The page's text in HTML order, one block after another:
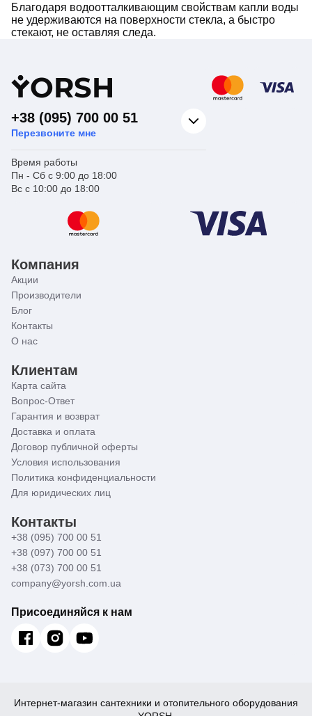
Благодаря водоотталкивающим свойствам капли воды
не удерживаются на поверхности стекла, а быстро
стекают, не оставляя следа.
YORSH
+38 (095) 700 00 51
Перезвоните мне
Время работы
Пн - Сб с 9:00 до 18:00
Вс с 10:00 до 18:00
Компания
Акции
Производители
Блог
Контакты
О нас
Клиентам
Карта сайта
Вопрос-Ответ
Гарантия и возврат
Доставка и оплата
Договор публичной оферты
Условия использования
Политика конфиденциальности
Для юридических лиц
Контакты
+38 (095) 700 00 51
+38 (097) 700 00 51
+38 (073) 700 00 51
company@yorsh.com.ua
Присоединяйся к нам
Интернет-магазин сантехники и отопительного оборудования